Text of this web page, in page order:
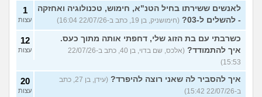
לאנשים ששירתו בחיל הטנ"א, חימוש, טכנולוגיה ואחזקה
- להשלים ל-03?
(חימושניק, בן 19, כתב ב-22/07/26 16:04)
1
עצות
כשרבתי עם בת הזוג שלי, דחפתי אותה מתוך כעס.
איך להתמודד?
(אלכס, שם בדוי, בן 40, כתב ב-22/07/26
15:53)
12
עצות
איך להסביר לה שאני רוצה להיפרד?
(עידן, בן 27, כתב
ב-22/07/26 15:42)
20
עצות